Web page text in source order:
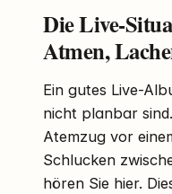
Die Live-
Atmen,
Ein gutes Live-
nicht planbar
Atemzug vor
Schlucken
hören Sie hier.